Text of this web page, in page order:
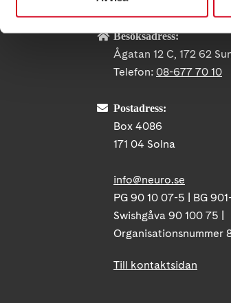
KONTAKT
Besöksadress:
Ågatan 12 C, 172 62
Telefon: 08-677 70 10
Postadress:
Box 4086
171 04 Solna
info@neuro.se
PG 90 10 07-5 | BG
Swishgåva 90 100 75 |
Organisationsnummer
Till kontaktsidan